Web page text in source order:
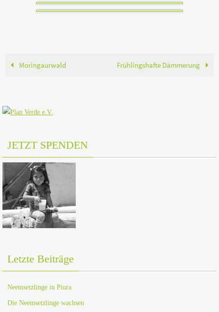
Moringaurwald Frühlingshafte Dämmerung
JETZT SPENDEN
Letzte Beiträge
Neemsetzlinge in Piura
Die Neemsetzlinge wachsen